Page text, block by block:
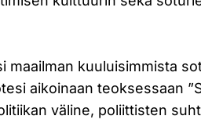
maailman kuuluisimmista
aikoinaan teoksessaan
väline, poliittisten